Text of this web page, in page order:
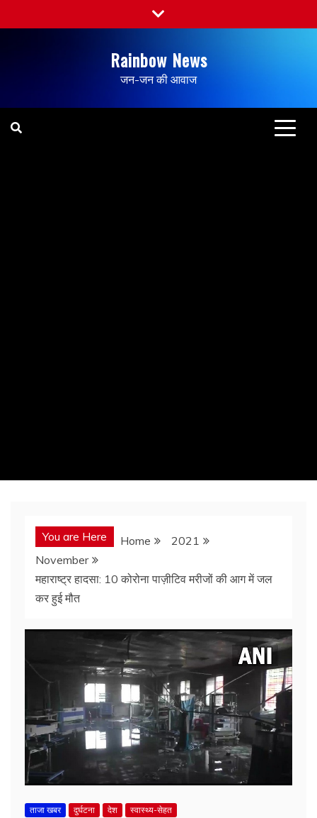
Rainbow News
जन-जन की आवाज
You are Here Home
2021
November
महाराष्ट्र हादसा: 10 कोरोना पाज़ीटिव मरीजों की आग में जल
कर हुई मौत
ताजा खबर दुर्घटना देश स्वास्थ्य-सेहत